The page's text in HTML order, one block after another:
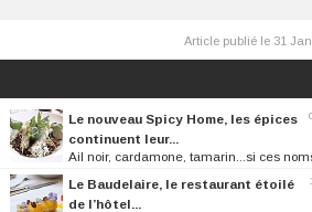
Article publié le 31
Le nouveau Spicy Home, les épices
continuent leur...
Ail noir, cardamone, tamarin...si ces
disent rien, le restaurant...
Le Baudelaire, le restaurant étoilé
de l’hôtel...